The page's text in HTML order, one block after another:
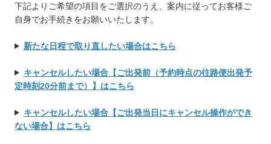
下記よりご希望の項目をご選択のうえ、案内に従ってお客様ご
自身でお手続きをお願いいたします。
新たな日程で取り直したい場合はこちら
キャンセルしたい場合【ご出発前（予約時点の往路便出発予
定時刻20分前まで）】はこちら
キャンセルしたい場合【ご出発当日にキャンセル操作ができ
ない場合】はこちら